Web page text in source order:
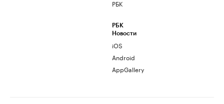
РБК
РБК
Новости
iOS
Android
AppGallery